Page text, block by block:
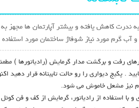
ندرت کاهش یافته و بیشتر آپارتمان ها
گرم مورد نیاز شوفاژ ساختمان مورد
رفت و برگشت مدار گرمایش (رادیاتورها )
. پکیج دیواری را رو حالت تابیتانه قرار
نیز مشعل خاموش می شود.
و با استفاده از رادیاتور، گرمایش از کف و